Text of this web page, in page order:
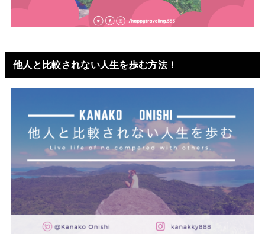
他人と比較されない人生を歩む方法！